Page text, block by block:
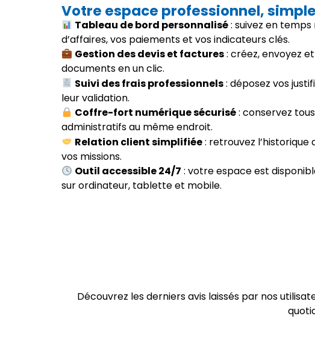
Votre espace professionnel,
Tableau de bord personnalisé: suivez en
d’affaires, vos paiements et vos indicateurs clés.
Gestion des devis et factures: créez, envoyez
documents en un clic.
Suivi des frais professionnels: déposez vos
leur validation.
Coffre-fort numérique sécurisé: conservez
administratifs au même endroit.
Relation client simplifiée: retrouvez
vos missions.
Outil accessible 24/7 : votre espace est
sur ordinateur, tablette et mobile.
Découvrez les derniers avis laissés par nos